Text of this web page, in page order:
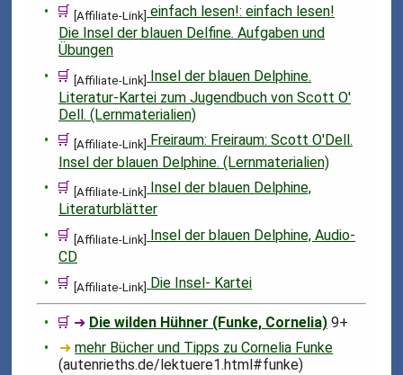
🛒 [Affiliate-Link] einfach lesen!: einfach lesen!
Die Insel der blauen Delfine. Aufgaben und
Übungen
🛒 [Affiliate-Link] Insel der blauen Delphine.
Literatur-Kartei zum Jugendbuch von Scott O'
Dell. (Lernmaterialien)
🛒
[Affiliate-Link] Freiraum: Freiraum: Scott O'Dell.
Insel der blauen Delphine. (Lernmaterialien)
🛒
[Affiliate-Link] Insel der blauen Delphine,
Literaturblätter
🛒 [Affiliate-Link] Insel der blauen Delphine, Audio-
CD
🛒 [Affiliate-Link] Die Insel- Kartei
🛒 ➜ Die wilden Hühner (Funke, Cornelia) 9+
➜mehr Bücher und Tipps zu Cornelia Funke
(autenrieths.de/lektuere1.html#funke)